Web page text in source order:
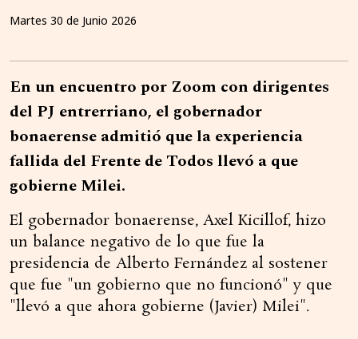
Martes 30 de Junio 2026
En un encuentro por Zoom con dirigentes
del PJ entrerriano, el gobernador
bonaerense admitió que la experiencia
fallida del Frente de Todos llevó a que
gobierne Milei.
El gobernador bonaerense, Axel Kicillof, hizo
un balance negativo de lo que fue la
presidencia de Alberto Fernández al sostener
que fue "un gobierno que no funcionó" y que
"llevó a que ahora gobierne (Javier) Milei".